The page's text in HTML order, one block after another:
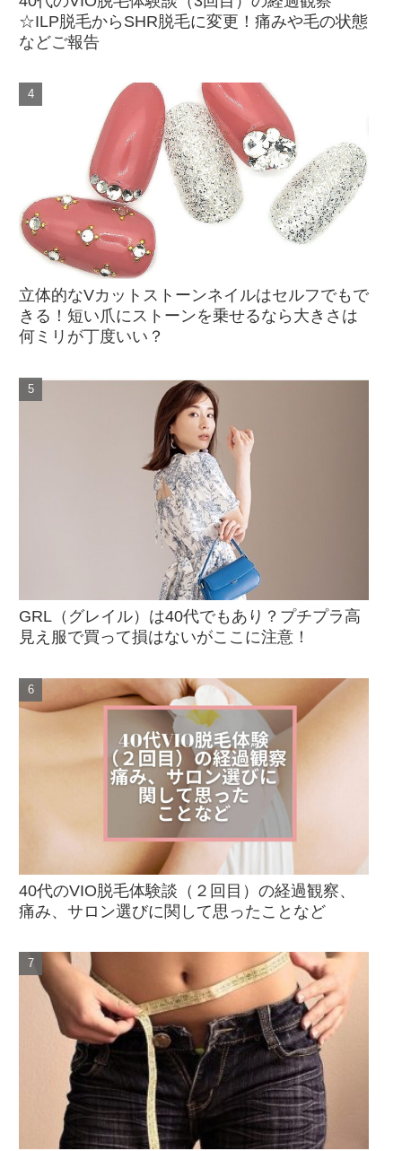
☆ILP脱毛からSHR脱毛に変更！痛みや毛の状態
などご報告
立体的なVカットストーンネイルはセルフでもで
きる！短い爪にストーンを乗せるなら大きさは
何ミリが丁度いい？
GRL（グレイル）は40代でもあり？プチプラ高
見え服で買って損はないがここに注意！
40代のVIO脱毛体験談（２回目）の経過観察、
痛み、サロン選びに関して思ったことなど